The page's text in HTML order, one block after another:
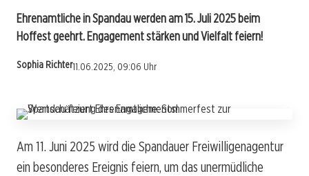
Ehrenamtliche in Spandau werden am 15. Juli 2025 beim
Hoffest geehrt. Engagement stärken und Vielfalt feiern!
Sophia Richter11.06.2025, 09:06 Uhr
Am 11. Juni 2025 wird die Spandauer Freiwilligenagentur
ein besonderes Ereignis feiern, um das unermüdliche